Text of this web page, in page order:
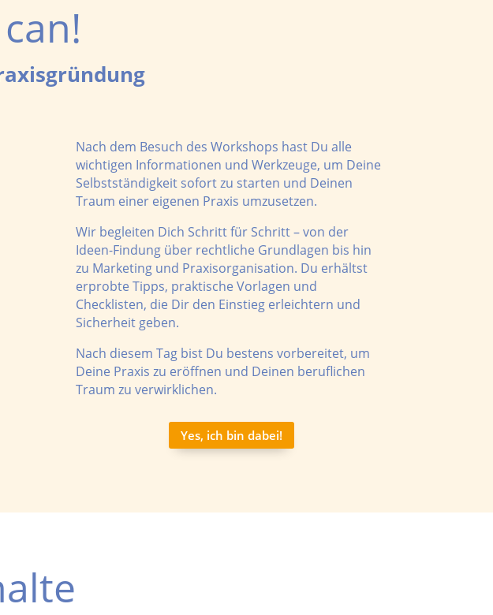
Nach dem Besuch des Workshops hast Du alle
wichtigen Informationen und Werkzeuge, um Deine
Selbstständigkeit sofort zu starten und Deinen
Traum einer eigenen Praxis umzusetzen.
Wir begleiten Dich Schritt für Schritt – von der
Ideen-Findung über rechtliche Grundlagen bis hin
zu Marketing und Praxisorganisation. Du erhältst
erprobte Tipps, praktische Vorlagen und
Checklisten, die Dir den Einstieg erleichtern und
Sicherheit geben.
Nach diesem Tag bist Du bestens vorbereitet, um
Deine Praxis zu eröffnen und Deinen beruflichen
Traum zu verwirklichen.
Yes, ich bin dabei!